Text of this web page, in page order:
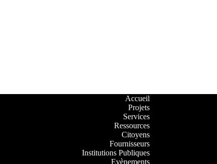
Accueil
Projets
Services
Ressources
Citoyens
Fournisseurs
Institutions Publiques
Evènements